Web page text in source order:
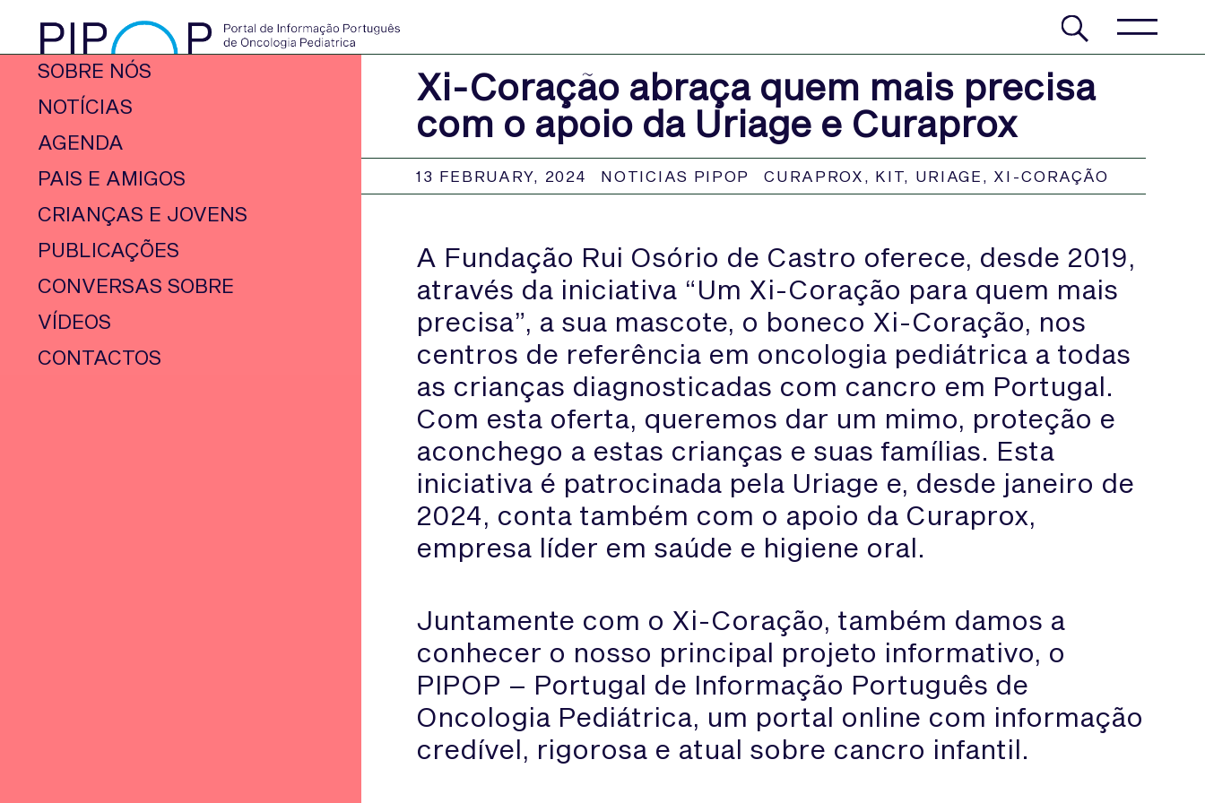
SOBRE NÓS
NOTÍCIAS
AGENDA
PAIS E AMIGOS
CRIANÇAS E JOVENS
PUBLICAÇÕES
CONVERSAS SOBRE
VÍDEOS
CONTACTOS
Xi-Coração abraça quem mais precisa
com o apoio da Uriage e Curaprox
13 FEBRUARY, 2024 NOTICIAS PIPOP CURAPROX , KIT, URIAGE , XI-CORAÇÃO
A Fundação Rui Osório de Castro oferece, desde 2019,
através da iniciativa “Um Xi-Coração para quem mais
precisa”, a sua mascote, o boneco Xi-Coração, nos
centros de referência em oncologia pediátrica a todas
as crianças diagnosticadas com cancro em Portugal.
Com esta oferta, queremos dar um mimo, proteção e
aconchego a estas crianças e suas famílias. Esta
iniciativa é patrocinada pela Uriage e, desde janeiro de
2024, conta também com o apoio da Curaprox,
empresa líder em saúde e higiene oral.
Juntamente com o Xi-Coração, também damos a
conhecer o nosso principal projeto informativo, o
PIPOP – Portugal de Informação Português de
Oncologia Pediátrica, um portal online com informação
credível, rigorosa e atual sobre cancro infantil.